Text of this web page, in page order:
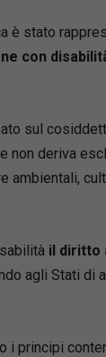
della
degli
di
e
è stato
con
sul
non deriva
ambientali,
il diritto
agli Stati di
i principi